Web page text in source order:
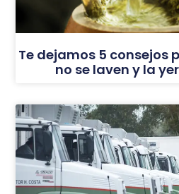
Te dejamos 5 consejos
no se laven y la